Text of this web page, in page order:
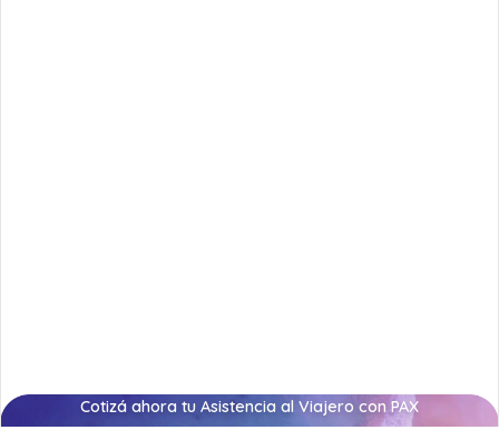
Cotizá ahora tu Asistencia al Viajero con PAX